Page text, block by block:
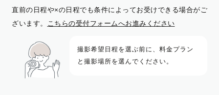
直前の日程や×の日程でも条件によってお受けできる場合がご
ざいます。
こちらの受付フォームへお進みください
撮影希望日程を選ぶ前に、料金プラン
と撮影場所を選んでください。